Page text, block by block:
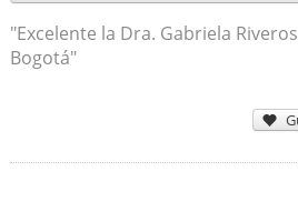
"Excelente la Dra. Gabriela
Bogotá"